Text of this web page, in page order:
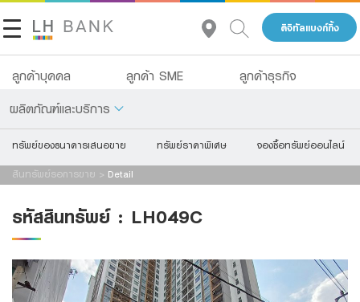
ดิจิทัลแบงก์กิ้ง
ลูกค้าบุคคล ลูกค้า SME ลูกค้าธุรกิจ
ผลิตภัณฑ์และบริการ
เกี่ยวกับเรา
ติดต่อเรา
กลุ่มธุรกิจทางการเงินแลนด์ แอนด์ เฮ้าส์
เงินฝาก
การลงทุน
ทรัพย์ของธนาคารเสนอขาย ทรัพย์ราคาพิเศษ จองซื้อทรัพย์ออนไลน์
สินทรัพย์รอการขาย > Detail
รหัสสินทรัพย์: LH049C
แจ้งความประสงค์จะซื้อสินทรัพย์ของธนาคารฯ ตามใบคำขอเสนอ
ผูกพันตลอดไป โดยผู้เสนอซื้อจะไม่ยกเลิกเพิกถอน หรือเปลี่ยนแปลง
คำเสนอนี้แต่อย่างใดทั้งสิ้น
ในการซื้อสินทรัพย์ตามคำเสนอนี้ ผู้เสนอซื้อตกลงใช้เอกสารสัญญา
จะซื้อจะขายตามแบบและเงื่อนไขที่ธนาคารฯ กำหนด แต่สำหรับ
เงื่อนไขการชำระราคาสินทรัพย์ให้แก่ธนาคารฯ และค่าใช้จ่ายอันเกี่ยว
ละเอียดดังนี้
2.1. การชำระราคาสินทรัพย์ ชำระในวันทำสัญญาจะซื้อ
จะขาย จะต้องไม่น้อยกว่า
ร้อยละ 10 ของราคาสินทรัพย์ ทั้งนี้ โดยให้ถือว่า
แจ้งข้อมูลให้ผู้เชี่ยวชาญของเราติดต่อกลับ
*
นามสกุล*
เบอร์โทรศัพท์